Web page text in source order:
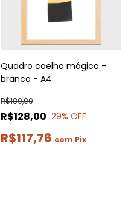
Quadro coelho mágico -
branco - A4
R$128,00
R$180,00
29% OFF
R$117,76 com Pix